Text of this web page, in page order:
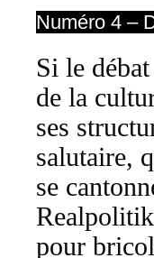
Numéro 4 –
Si le
de la
ses
salutaire,
se
pour